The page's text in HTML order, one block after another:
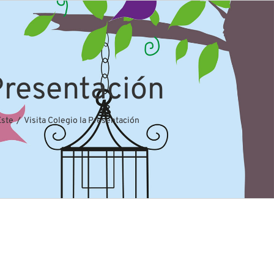
Visita Colegio la Presentación